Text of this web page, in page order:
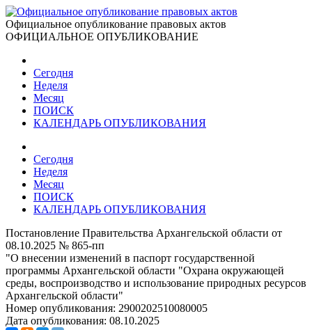
Официальное опубликование правовых актов
ОФИЦИАЛЬНОЕ ОПУБЛИКОВАНИЕ
Сегодня
Неделя
Месяц
ПОИСК
КАЛЕНДАРЬ ОПУБЛИКОВАНИЯ
Сегодня
Неделя
Месяц
ПОИСК
КАЛЕНДАРЬ ОПУБЛИКОВАНИЯ
Постановление Правительства Архангельской области от
08.10.2025 № 865-пп
"О внесении изменений в паспорт государственной
программы Архангельской области "Охрана окружающей
среды, воспроизводство и использование природных ресурсов
Архангельской области"
Номер опубликования: 2900202510080005
Дата опубликования: 08.10.2025